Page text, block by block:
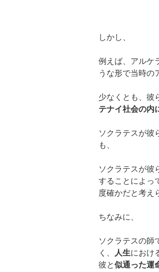
しかし、
例えば、アルケ
うな形で当時の
少なくとも、彼
テナイ社会の内
ソクラテスが彼
も、
ソクラテスが彼
することによっ
度確かだと考え
ちなみに、
ソクラテスの師
く、
人生におけ
彼と似通った運